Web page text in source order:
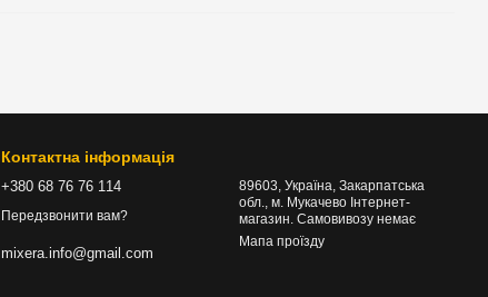
Контактна інформація
+380 68 76 76 114
Передзвонити вам?
mixera.info@gmail.com
89603, Україна, Закарпатська
обл., м. Мукачево Інтернет-
магазин. Самовивозу немає
Мапа проїзду